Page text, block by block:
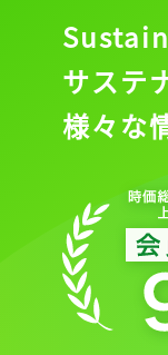
サステ
様々な